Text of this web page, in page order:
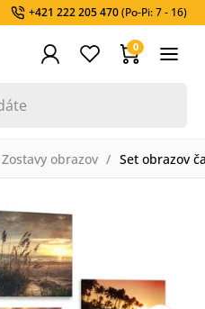
+421 222 205 470(Po-Pi: 7 - 16)
0
Zostavy obrazov Set obrazov